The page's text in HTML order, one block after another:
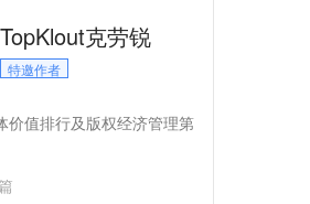
TopKlout克劳锐
特邀作者
价值排行及版权经济管理第